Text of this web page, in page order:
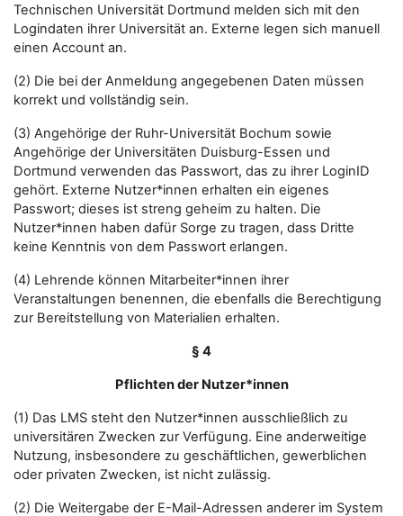
Technischen Universität Dortmund melden sich mit den
Logindaten ihrer Universität an. Externe legen sich manuell
einen Account an.
(2) Die bei der Anmeldung angegebenen Daten müssen
korrekt und vollständig sein.
(3) Angehörige der Ruhr-Universität Bochum sowie
Angehörige der Universitäten Duisburg-Essen und
Dortmund verwenden das Passwort, das zu ihrer LoginID
gehört. Externe Nutzer*innen erhalten ein eigenes
Passwort; dieses ist streng geheim zu halten. Die
Nutzer*innen haben dafür Sorge zu tragen, dass Dritte
keine Kenntnis von dem Passwort erlangen.
(4) Lehrende können Mitarbeiter*innen ihrer
Veranstaltungen benennen, die ebenfalls die Berechtigung
zur Bereitstellung von Materialien erhalten.
§ 4
Pflichten der Nutzer*innen
(1) Das LMS steht den Nutzer*innen ausschließlich zu
universitären Zwecken zur Verfügung. Eine anderweitige
Nutzung, insbesondere zu geschäftlichen, gewerblichen
oder privaten Zwecken, ist nicht zulässig.
(2) Die Weitergabe der E-Mail-Adressen anderer im System